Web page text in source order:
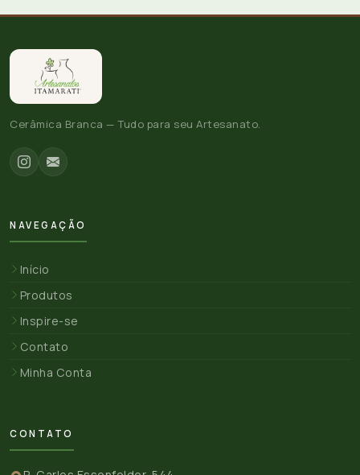
Cerâmica Branca — Tudo para seu Artesanato.
NAVEGAÇÃO
Início
Produtos
Inspire-se
Contato
Minha Conta
CONTATO